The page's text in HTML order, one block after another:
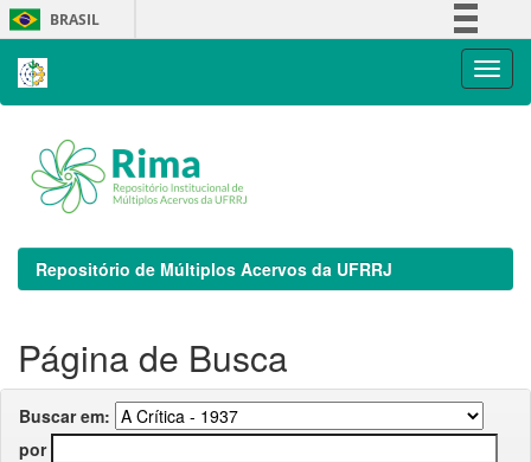
Skip
navigation
BRASIL
Repositório de Múltiplos Acervos da UFRRJ
Página de Busca
Buscar em:
por